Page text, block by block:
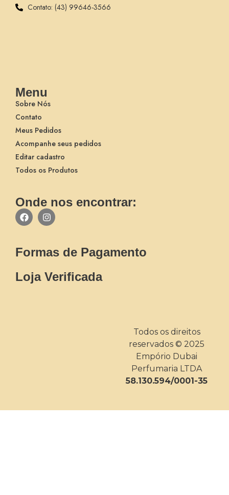
Contato: (43) 99646-3566
Menu
Sobre Nós
Contato
Meus Pedidos
Acompanhe seus pedidos
Editar cadastro
Todos os Produtos
Onde nos encontrar:
Formas de Pagamento
Loja Verificada
Todos os direitos
reservados © 2025
Empório Dubai
Perfumaria LTDA
58.130.594/0001-35